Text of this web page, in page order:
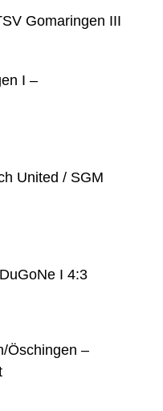
Gomaringen III
I –
United / SGM
I 4:3
Öschingen –